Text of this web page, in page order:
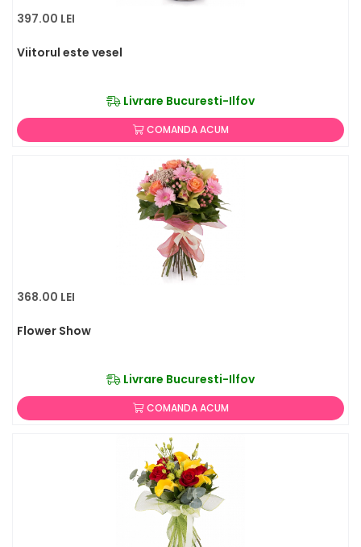
397.00 LEI
Viitorul este vesel
Livrare Bucuresti-Ilfov
COMANDA ACUM
368.00 LEI
Flower Show
Livrare Bucuresti-Ilfov
COMANDA ACUM